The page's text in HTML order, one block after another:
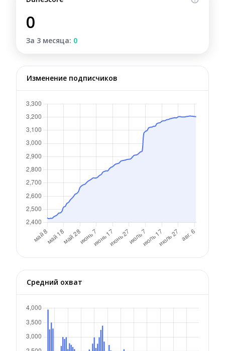
0
За 3 месяца: 0
Изменение подписчиков
Средний охват